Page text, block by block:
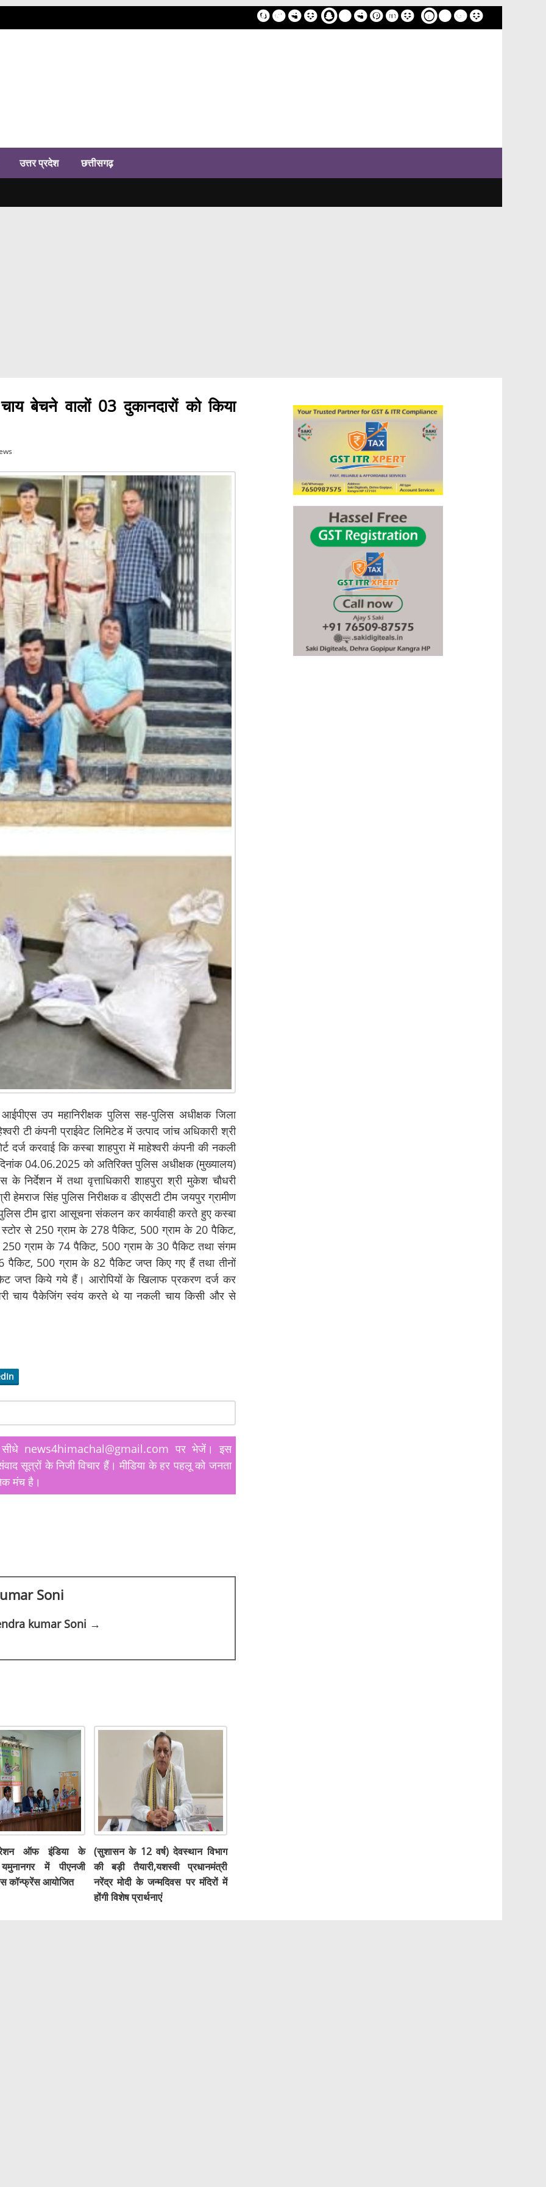
homeSample Page
उत्तर प्रदेश छत्तीसगढ़
बेचने वालों 03 दुकानदारों को किया
उप महानिरीक्षक पुलिस सह-पुलिस अधीक्षक जिला
टी कंपनी प्राईवेट लिमिटेड में उत्पाद जांच अधिकारी श्री
दर्ज करवाई कि कस्बा शाहपुरा में माहेश्वरी कंपनी की नकली
04.06.2025 को अतिरिक्त पुलिस अधीक्षक (मुख्यालय)
निर्देशन में तथा वृत्ताधिकारी शाहपुरा श्री मुकेश चौधरी
हेमराज सिंह पुलिस निरीक्षक व डीएसटी टीम जयपुर ग्रामीण
टीम द्वारा आसूचना संकलन कर कार्यवाही करते हुए कस्बा
से 250 ग्राम के 278 पैकिट, 500 ग्राम के 20 पैकिट,
250 ग्राम के 74 पैकिट, 500 ग्राम के 30 पैकिट तथा संगम
500 ग्राम के 82 पैकिट जप्त किए गए हैं तथा तीनों
जप्त किये गये हैं। आरोपियों के खिलाफ प्रकरण दर्ज कर
चाय पैकेजिंग स्वंय करते थे या नकली चाय किसी और से
सीधे news4himachal@gmail.com पर भेजें। इस
सूत्रों के निजी विचार हैं। मीडिया के हर पहलू को जनता
मंच है।
Soni
kumar Soni →
ऑफ इंडिया के
में पीएनजी
कॉन्फ्रेंस आयोजित
(सुशासन के 12 वर्ष) देवस्थान विभाग
की बड़ी तैयारी,यशस्वी प्रधानमंत्री
नरेंद्र मोदी के जन्मदिवस पर मंदिरों में
होंगी विशेष प्रार्थनाएं